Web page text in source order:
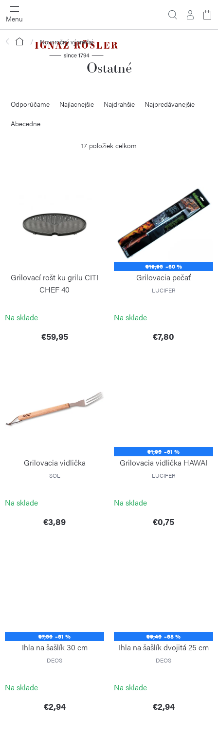
Prejsť
na
obsah
Domov Novoročný výpredaj
Ostatné
d
k
v
Odporúčame Najlacnejšie Najdrahšie
Najpredávanejšie
Abecedne
17 položiek celkom
u
Grilovací rošt ku grilu CITI
CHEF 40
Na sklade
€59,95
€19,95 –60 %
Grilovacia pečať
LUCIFER
Na sklade
€7,80
Grilovacia vidlička
SOL
Na sklade
€3,89
€1,95 –61 %
Grilovacia vidlička HAWAI
LUCIFER
Na sklade
€0,75
€7,55 –61 %
Ihla na šašlík 30 cm
DEOS
Na sklade
€2,94
€9,45 –68 %
Ihla na šašlík dvojitá 25 cm
DEOS
Na sklade
€2,94